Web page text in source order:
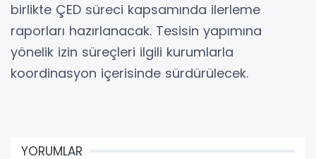
birlikte ÇED süreci kapsamında ilerleme
raporları hazırlanacak. Tesisin yapımına
yönelik izin süreçleri ilgili kurumlarla
koordinasyon içerisinde sürdürülecek.
YORUMLAR